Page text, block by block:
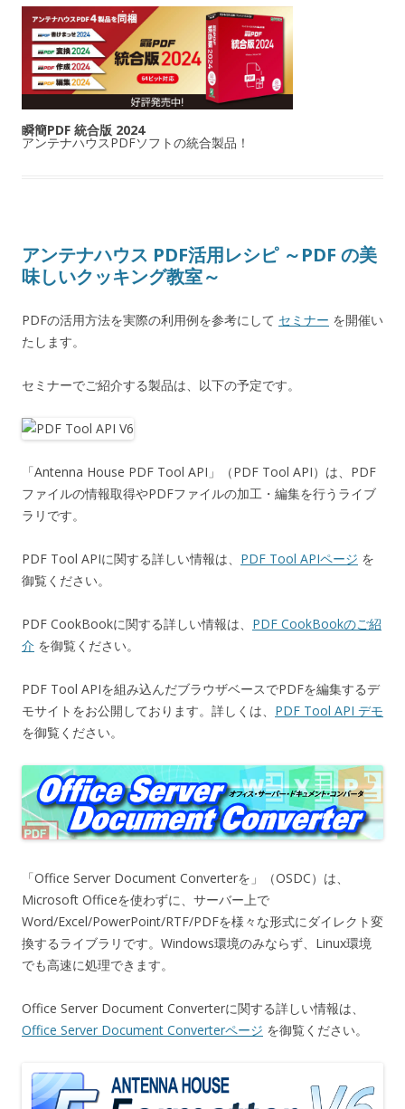
瞬簡PDF 統合版 2024
アンテナハウスPDFソフトの統合製品！
アンテナハウス PDF活用レシピ ～PDF の美
味しいクッキング教室～
PDFの活用方法を実際の利用例を参考にして セミナー を開催い
たします。
セミナーでご紹介する製品は、以下の予定です。
「Antenna House PDF Tool API」（PDF Tool API）は、PDF
ファイルの情報取得やPDFファイルの加工・編集を行うライブ
ラリです。
PDF Tool APIに関する詳しい情報は、 PDF Tool APIページ を
御覧ください。
PDF CookBookに関する詳しい情報は、 PDF CookBookのご紹
介 を御覧ください。
PDF Tool APIを組み込んだブラウザベースでPDFを編集するデ
モサイトをお公開しております。詳しくは、 PDF Tool API デモ
を御覧ください。
「Office Server Document Converterを」（OSDC）は、
Microsoft Officeを使わずに、サーバー上で
Word/Excel/PowerPoint/RTF/PDFを様々な形式にダイレクト変
換するライブラリです。Windows環境のみならず、Linux環境
でも高速に処理できます。
Office Server Document Converterに関する詳しい情報は、
Office Server Document Converterページ を御覧ください。